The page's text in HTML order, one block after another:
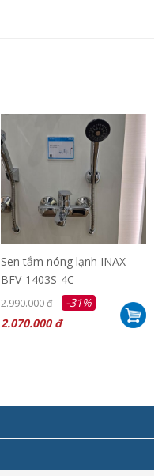
Sen tắm nóng lạnh INAX
BFV-1403S-4C
2.990.000 đ
-31%
2.070.000 đ